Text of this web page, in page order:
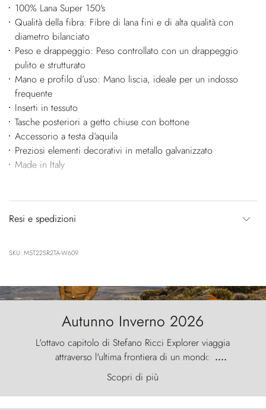
100% Lana Super 150's
Qualità della fibra: Fibre di lana fini e di alta qualità con
diametro bilanciato
Peso e drappeggio: Peso controllato con un drappeggio
pulito e strutturato
Mano e profilo d’uso: Mano liscia, ideale per un indosso
frequente
Inserti in tessuto
Tasche posteriori a getto chiuse con bottone
Accessorio a testa d’aquila
Preziosi elementi decorativi in metallo galvanizzato
Made in Italy
Resi e spedizioni
SKU: M5T22SR2TA-W609
Autunno Inverno 2026
L'ottavo capitolo di Stefano Ricci Explorer viaggia
attraverso l'ultima frontiera di un mondo
primordiale, dove il vento scolpisce la natura con
furia ancestrale e le Torres del Paine sfidano il
cielo come sentinelle di pietra.
....
Scopri di più